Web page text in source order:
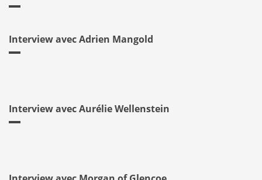
Interview avec Adrien Mangold
Interview avec Aurélie Wellenstein